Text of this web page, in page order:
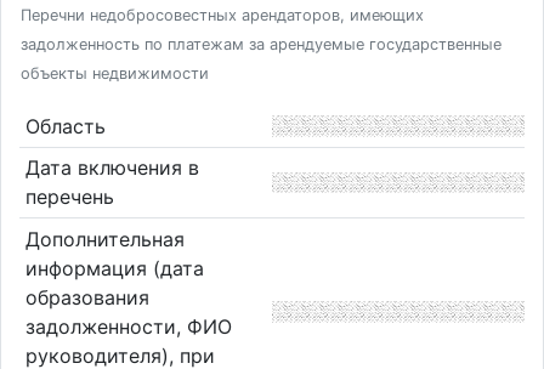
Перечни недобросовестных арендаторов, имеющих
задолженность по платежам за арендуемые государственные
объекты недвижимости
Область
Дата включения в
перечень
Дополнительная
информация (дата
образования
задолженности, ФИО
руководителя), при